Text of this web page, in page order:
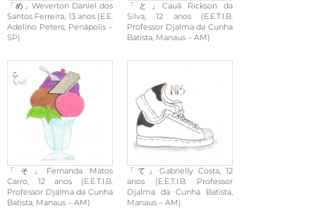
「め」Weverton Daniel dos
Santos Ferreira, 13 anos (E.E.
Adelino Peters, Penápolis –
SP)
「と」Cauã Rickson da
Silva, 12 anos (E.E.T.I.B.
Professor Djalma da Cunha
Batista, Manaus – AM)
「そ」Fernanda Matos
Carro, 12 anos (E.E.T.I.B.
Professor Djalma da Cunha
Batista, Manaus – AM)
「て」Gabrielly Costa, 12
anos (E.E.T.I.B. Professor
Djalma da Cunha Batista,
Manaus – AM)